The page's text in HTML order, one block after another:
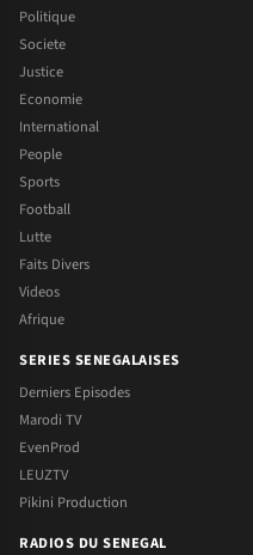
Politique
Societe
Justice
Economie
International
People
Sports
Football
Lutte
Faits Divers
Videos
Afrique
SERIES SENEGALAISES
Derniers Episodes
Marodi TV
EvenProd
LEUZTV
Pikini Production
RADIOS DU SENEGAL